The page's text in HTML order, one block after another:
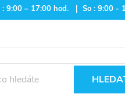
– 17:00 hod. | So : 9:00 -